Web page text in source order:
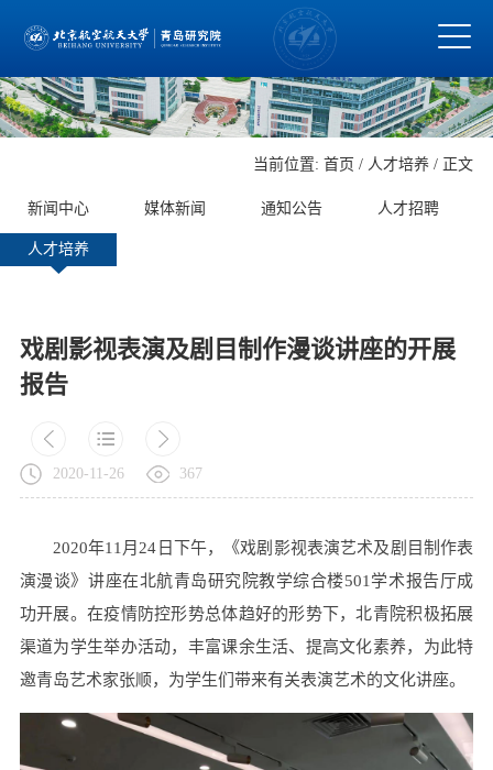
当前位置:首页 / 人才培养 / 正文
新闻中心 媒体新闻 通知公告 人才招聘
人才培养
戏剧影视表演及剧目制作漫谈讲座的开展
报告
2020-11-26 367
2020年11月24日下午，《戏剧影视表演艺术及剧目制作表
演漫谈》讲座在北航青岛研究院教学综合楼501学术报告厅成
功开展。在疫情防控形势总体趋好的形势下，北青院积极拓展
渠道为学生举办活动，丰富课余生活、提高文化素养，为此特
邀青岛艺术家张顺，为学生们带来有关表演艺术的文化讲座。